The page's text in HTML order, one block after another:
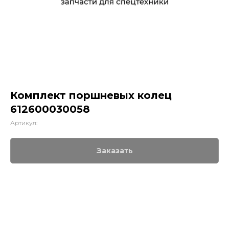
Комплект поршневых колец
612600030058
Артикул:
Заказать